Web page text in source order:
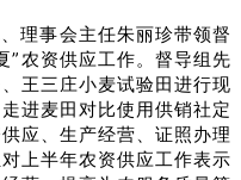
理事会主任朱丽珍带领督
”农资供应工作。督导组先
王三庄小麦试验田进行现
进麦田对比使用供销社定
应、生产经营、证照办理
上半年农资供应工作表示